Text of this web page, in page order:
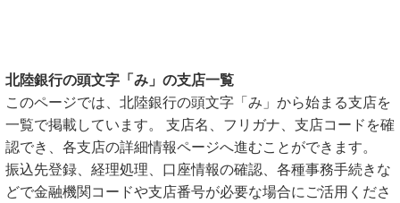
北陸銀行の頭文字「み」の支店一覧
このページでは、北陸銀行の頭文字「み」から始まる支店を
一覧で掲載しています。 支店名、フリガナ、支店コードを確
認でき、各支店の詳細情報ページへ進むことができます。
振込先登録、経理処理、口座情報の確認、各種事務手続きな
どで金融機関コードや支店番号が必要な場合にご活用くださ